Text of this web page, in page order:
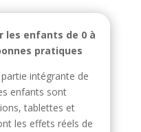
les enfants de 0 à
pratiques
intégrante de
enfants sont
tablettes et
les effets réels de